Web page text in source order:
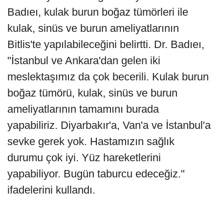
Badıeı, kulak burun boğaz tümörleri ile
kulak, sinüs ve burun ameliyatlarının
Bitlis'te yapılabileceğini belirtti. Dr. Badıeı,
"İstanbul ve Ankara'dan gelen iki
meslektaşımız da çok becerili. Kulak burun
boğaz tümörü, kulak, sinüs ve burun
ameliyatlarının tamamını burada
yapabiliriz. Diyarbakır'a, Van'a ve İstanbul'a
sevke gerek yok. Hastamızın sağlık
durumu çok iyi. Yüz hareketlerini
yapabiliyor. Bugün taburcu edeceğiz."
ifadelerini kullandı.